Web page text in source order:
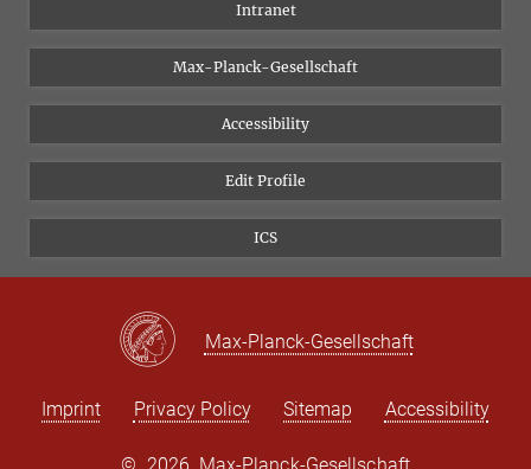
Bluesky
Vimeo
Newsletter
Intranet
Max-Planck-Gesellschaft
Accessibility
Edit Profile
ICS
Max-Planck-Gesellschaft
Imprint Privacy Policy Sitemap Accessibility